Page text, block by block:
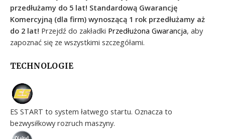
przedłużamy do 5 lat! Standardową Gwarancję
Komercyjną (dla firm) wynoszącą 1 rok przedłużamy aż
do 2 lat! Przejdź do zakładki Przedłużona Gwarancja, aby
zapoznać się ze wszystkimi szczegółami.
TECHNOLOGIE
ES START to system łatwego startu. Oznacza to
bezwysiłkowy rozruch maszyny.